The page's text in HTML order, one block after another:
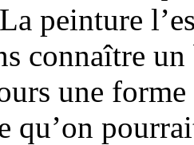
peinture
connaître
une
qu’on